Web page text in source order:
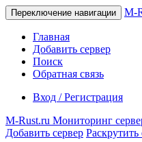
Переключение навигации M-
Главная
Добавить сервер
Поиск
Обратная связь
Вход / Регистрация
M-Rust.ru Мониторинг
Добавить сервер Раскрутить